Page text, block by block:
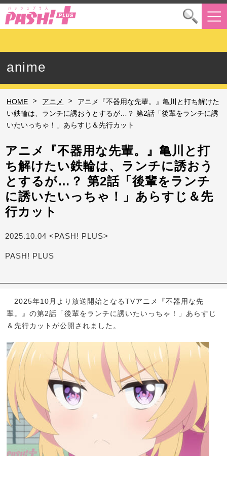
anime
HOME > アニメ >
アニメ『不器用な先輩。』亀川と打ち解けた
い鉄輪は、ランチに誘おうとするが…？ 第2話「後輩をランチに誘
いたいっちゃ！」あらすじ＆先行カット
アニメ『不器用な先輩。』亀川と打
ち解けたい鉄輪は、ランチに誘おう
とするが…？ 第2話「後輩をランチ
に誘いたいっちゃ！」あらすじ＆先
行カット
2025.10.04 <PASH! PLUS>
PASH! PLUS
2025年10月より放送開始となるTVアニメ『不器用な先
輩。』の第2話「後輩をランチに誘いたいっちゃ！」あらすじ
＆先行カットが公開されました。